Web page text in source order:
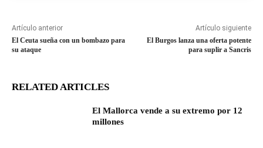
Artículo anterior
El Ceuta sueña con un bombazo para
su ataque
Artículo siguiente
El Burgos lanza una oferta potente
para suplir a Sancris
RELATED ARTICLES
El Mallorca vende a su extremo por 12
millones